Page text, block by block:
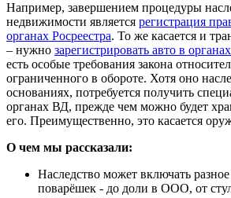
Например, завершением процедуры
недвижимости является регистрация
органах Росреестра. То же касается и
– нужно зарегистрировать авто в
есть особые требования закона
ограниченного в обороте. Хотя оно
основаниях, потребуется получить
органах ВД, прежде чем можно будет
его. Преимущественно, это касается
О чем мы рассказали:
Наследство может включать
поварёшек - до доли в ООО, от